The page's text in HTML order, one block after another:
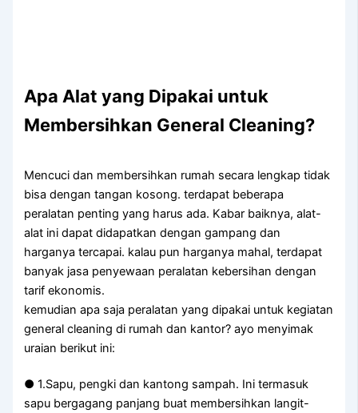
Apa Alat yang Dipakai untuk
Membersihkan General Cleaning?
Mencuci dan membersihkan rumah secara lengkap tidak
bisa dengan tangan kosong. terdapat beberapa
peralatan penting yang harus ada. Kabar baiknya, alat-
alat ini dapat didapatkan dengan gampang dan
harganya tercapai. kalau pun harganya mahal, terdapat
banyak jasa penyewaan peralatan kebersihan dengan
tarif ekonomis.
kemudian apa saja peralatan yang dipakai untuk kegiatan
general cleaning di rumah dan kantor? ayo menyimak
uraian berikut ini:
● 1.Sapu, pengki dan kantong sampah. Ini termasuk
sapu bergagang panjang buat membersihkan langit-